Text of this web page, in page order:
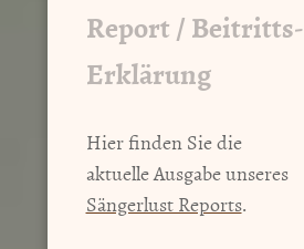
Report / Beitritts-
Erklärung
Hier finden Sie die
aktuelle Ausgabe unseres
Sängerlust Reports.